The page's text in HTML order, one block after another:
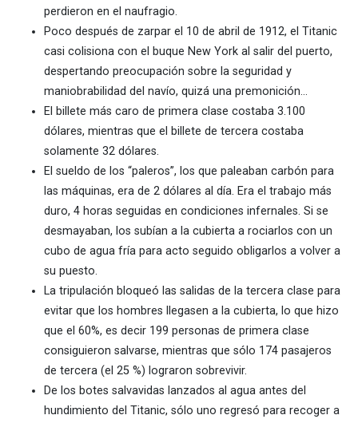
perdieron en el naufragio.
Poco después de zarpar el 10 de abril de 1912, el Titanic
casi colisiona con el buque New York al salir del puerto,
despertando preocupación sobre la seguridad y
maniobrabilidad del navío, quizá una premonición…
El billete más caro de primera clase costaba 3.100
dólares, mientras que el billete de tercera costaba
solamente 32 dólares.
El sueldo de los “paleros”, los que paleaban carbón para
las máquinas, era de 2 dólares al día. Era el trabajo más
duro, 4 horas seguidas en condiciones infernales. Si se
desmayaban, los subían a la cubierta a rociarlos con un
cubo de agua fría para acto seguido obligarlos a volver a
su puesto.
La tripulación bloqueó las salidas de la tercera clase para
evitar que los hombres llegasen a la cubierta, lo que hizo
que el 60%, es decir 199 personas de primera clase
consiguieron salvarse, mientras que sólo 174 pasajeros
de tercera (el 25 %) lograron sobrevivir.
De los botes salvavidas lanzados al agua antes del
hundimiento del Titanic, sólo uno regresó para recoger a